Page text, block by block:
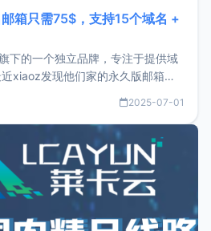
箱只需75$，支持15个域名 +
下的一个独立品牌，专注于提供域
xiaoz发现他们家的永久版邮箱服
试一下 NameCrane。注册
支持直接注册，必须要购买
2025-07-01